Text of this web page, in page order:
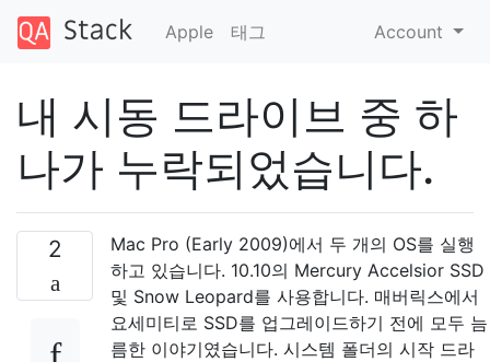
Apple 태그 Account
내 시동 드라이브 중 하
나가 누락되었습니다.
2
Mac Pro (Early 2009)에서 두 개의 OS를 실행
하고 있습니다. 10.10의 Mercury Accelsior SSD
및 Snow Leopard를 사용합니다. 매버릭스에서
요세미티로 SSD를 업그레이드하기 전에 모두 늠
름한 이야기였습니다. 시스템 폴더의 시작 드라